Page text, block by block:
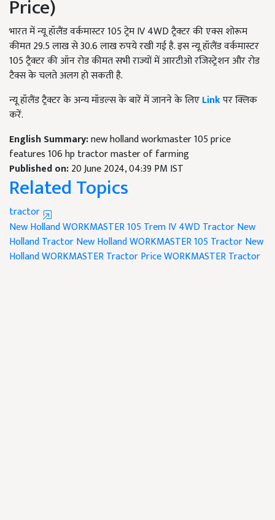
Price)
भारत में न्यू हॉलैंड वर्कमास्टर 105 ट्रेम IV 4WD ट्रैक्टर की एक्स शोरूम
कीमत 29.5 लाख से 30.6 लाख रुपये रखी गई है. इस न्यू हॉलैंड वर्कमास्टर
105 ट्रैक्टर की ऑन रोड कीमत सभी राज्यों में आरटीओ रजिस्ट्रेशन और रोड
टैक्स के चलते अलग हो सकती है.
न्यू हॉलैंड ट्रैक्टर के अन्य मॉडल्स के बारें में जानने के लिएLinkपर क्लिक
करें.
English Summary:new holland workmaster 105 price
features 106 hp tractor master of farming
Published on:20 June 2024, 04:39 PM IST
Related Topics
tractor
New Holland WORKMASTER 105 Trem IV 4WD TractorNew
Holland TractorNew Holland WORKMASTER 105 TractorNew
Holland WORKMASTER Tractor PriceWORKMASTER Tractor